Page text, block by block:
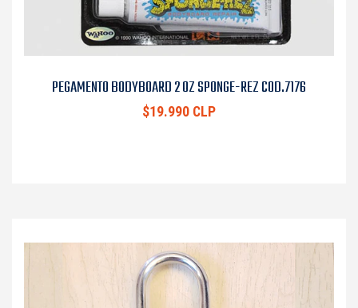
PEGAMENTO BODYBOARD 2 OZ SPONGE-REZ COD.7176
$19.990 CLP